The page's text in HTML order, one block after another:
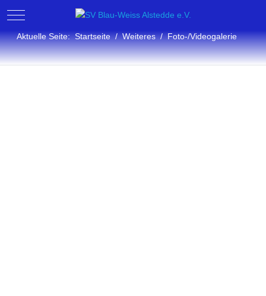
Mobile Menu Toggle
Aktuelle Seite:Startseite Weiteres Foto-/Videogalerie